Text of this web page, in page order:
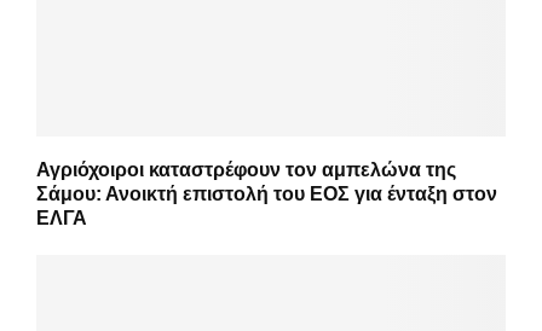
Αγριόχοιροι καταστρέφουν τον αμπελώνα της
Σάμου: Ανοικτή επιστολή του ΕΟΣ για ένταξη στον
ΕΛΓΑ